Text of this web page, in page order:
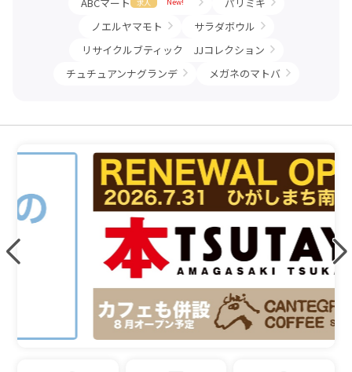
求人
ノエルヤマモト
サラダボウル
リサイクルブティック JJコレクション
チュチュアンナグランデ
メガネのマトバ